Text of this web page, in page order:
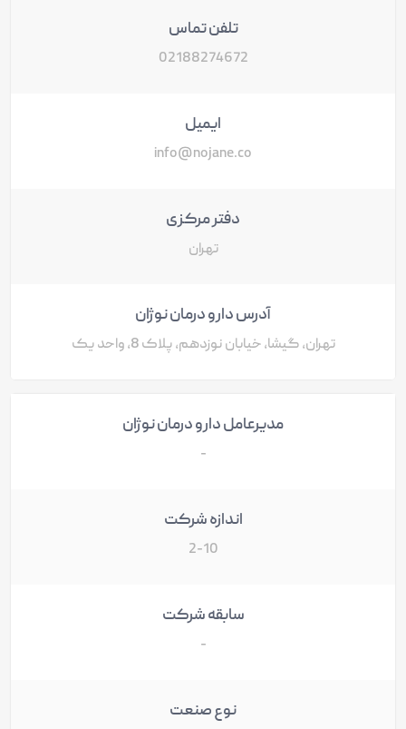
تلفن تماس
02188274672
ایمیل
info@nojane.co
دفتر مرکزی
تهران
آدرس دارو درمان نوژان
تهران، گیشا، خیابان نوزدهم، پلاک 8، واحد یک
مدیرعامل دارو درمان نوژان
-
اندازه شرکت
2-10
سابقه شرکت
-
نوع صنعت